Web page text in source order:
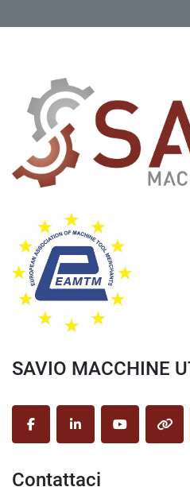
SAVIO MACCHINE
facebooklinkedinyoutubeother
Contattaci